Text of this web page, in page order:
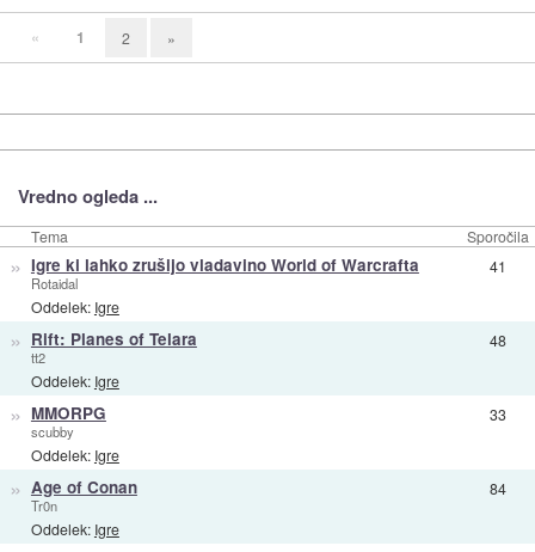
« 1 2 »
Vredno ogleda ...
Tema Sporočila
» Igre ki lahko zrušijo vladavino World of Warcrafta
Rotaidal
Oddelek: Igre
41
» Rift: Planes of Telara
tt2
Oddelek: Igre
48
» MMORPG
scubby
Oddelek: Igre
33
» Age of Conan
Tr0n
Oddelek: Igre
84